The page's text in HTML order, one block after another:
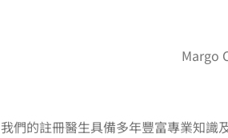
Margo
我們的註冊醫生具備多年豐富專業知識